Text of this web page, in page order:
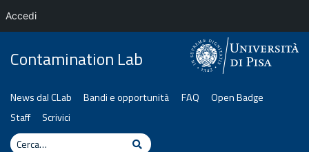
Contamination Lab
News dal CLab Bandi e opportunità FAQ
Open Badge
Staff
Scrivici
Cerca
Cerca
Accedi